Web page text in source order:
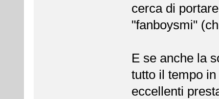
cerca di
"fanboysmi"
E se anche la
tutto il tempo
eccellenti